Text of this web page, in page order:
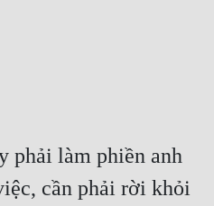
phải làm phiền anh
cần phải rời khỏi